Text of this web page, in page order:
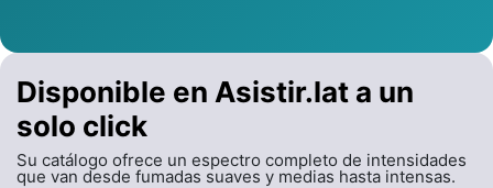
Disponible en Asistir.lat a un
solo click
Su catálogo ofrece un espectro completo de intensidades
que van desde fumadas suaves y medias hasta intensas.